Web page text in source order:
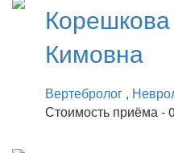
Корешкова
Кимовна
Вертебролог ,
Стоимость приёма - 0